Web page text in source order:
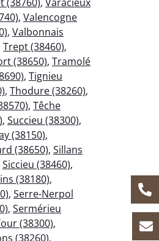
, Valencogne
, Valbonnais
Trept (38460),
(38650), Tramolé
, Tignieu
, Thodure (38260),
, Têche
, Succieu (38300),
(38150),
(38650), Sillans
Siccieu (38460),
(38180),
, Serre-Nerpol
, Sermérieu
(38300),
(38260),